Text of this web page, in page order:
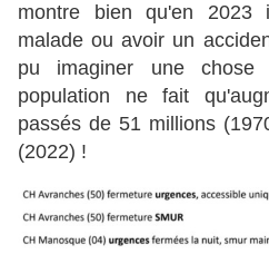
montre bien qu'en
malade ou avoir un
pu imaginer une
population ne fait
passés de 51 millions
(2022) !